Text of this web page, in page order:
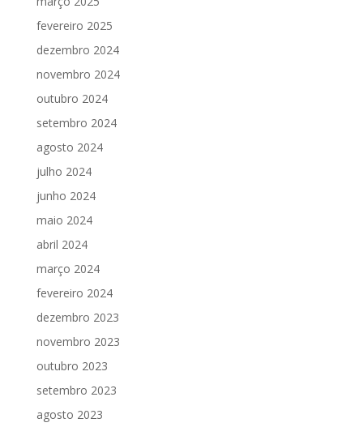
fevereiro 2025
dezembro 2024
novembro 2024
outubro 2024
setembro 2024
agosto 2024
julho 2024
junho 2024
maio 2024
abril 2024
março 2024
fevereiro 2024
dezembro 2023
novembro 2023
outubro 2023
setembro 2023
agosto 2023